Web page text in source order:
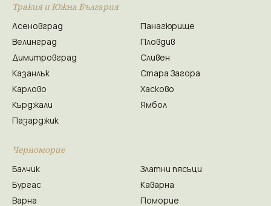
Тракия и Южна България
Асеновград
Велинград
Димитровград
Казанлък
Карлово
Кърджали
Пазарджик
Панагюрище
Пловдив
Сливен
Стара Загора
Хасково
Ямбол
Черноморие
Балчик
Бургас
Варна
Златни пясъци
Каварна
Поморие